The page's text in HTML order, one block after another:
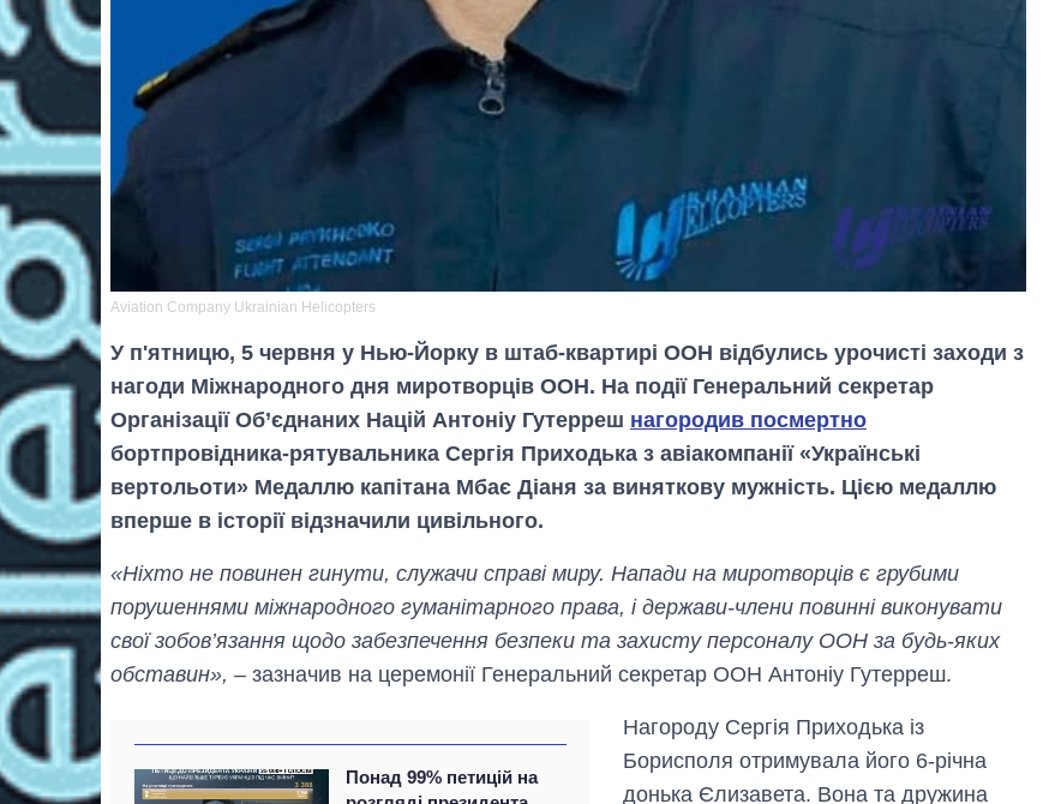
Aviation Company Ukrainian Helicopters
У п'ятницю, 5 червня у Нью-Йорку в штаб-квартирі ООН відбулись урочисті заходи з
нагоди Міжнародного дня миротворців ООН. На події Генеральний секретар
Організації Об’єднаних Націй Антоніу Гутерреш нагородив посмертно
бортпровідника-рятувальника Сергія Приходька з авіакомпанії «Українські
вертольоти» Медаллю капітана Мбає Діаня за виняткову мужність. Цією медаллю
вперше в історії відзначили цивільного.
«Ніхто не повинен гинути, служачи справі миру. Напади на миротворців є грубими
порушеннями міжнародного гуманітарного права, і держави-члени повинні виконувати
свої зобов’язання щодо забезпечення безпеки та захисту персоналу ООН за будь-яких
обставин», – зазначив на церемонії Генеральний секретар ООН Антоніу Гутерреш.
Понад 99% петицій на
Нагороду Сергія Приходька із
Борисполя отримувала його 6-річна
донька Єлизавета. Вона та дружина
Як зросли тарифи
на холодну воду у
містах України на